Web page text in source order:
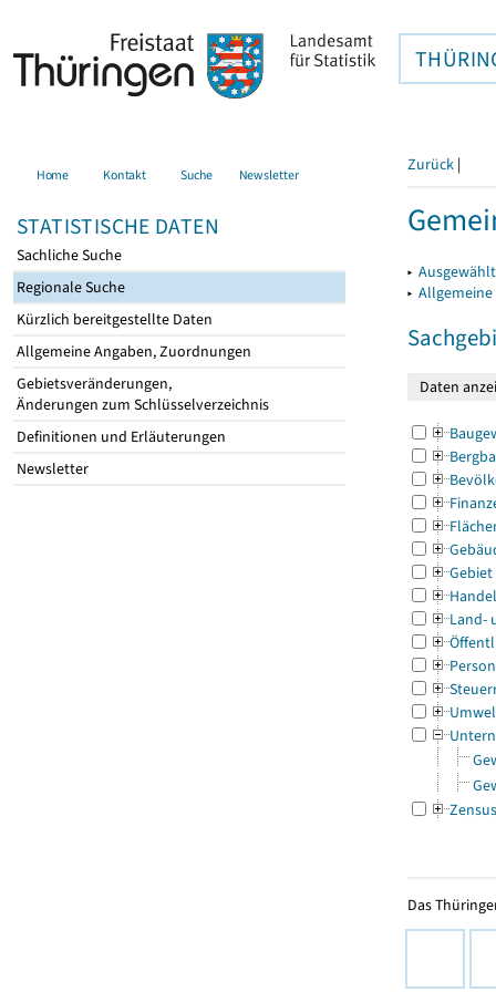
Home Kontakt Suche Newsletter
STATISTISCHE DATEN
Sachliche Suche
Regionale Suche
Kürzlich bereitgestellte Daten
Allgemeine Angaben, Zuordnungen
Gebietsveränderungen,
Änderungen zum Schlüsselverzeichnis
Definitionen und Erläuterungen
Newsletter
Zurück |
▸
▸
Gebiet
Land-
Zensus
Das